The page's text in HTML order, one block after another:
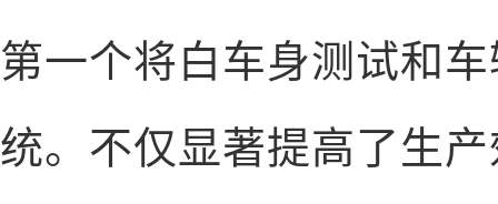
第一个将白车身测试和
统。不仅显著提高了生